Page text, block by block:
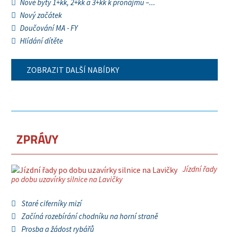
Nové byty 1+kk, 2+kk a 3+kk k pronájmu –...
Nový začátek
Doučování MA - FY
Hlídání dítěte
ZOBRAZIT DALŠÍ NABÍDKY
ZPRÁVY
Jízdní řady
po dobu uzavírky silnice na Lavičky
Staré ciferníky mizí
Začíná rozebírání chodníku na horní straně
Prosba a žádost rybářů